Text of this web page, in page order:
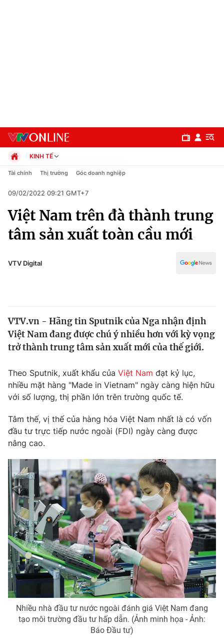
Chuyên mục
Chính trị
Thế giới
Thế giới đó đây
Câu chuyện quốc tế
Kinh tế
Tài chính
Thị trường
Góc doanh nghiệp
Dữ liệu và đời sống
Truyền hình
Hậu trường
Nhân vật
Khán giả
Giải sao mai
Giải trí
Điện ảnh
Âm nhạc
Sao
Đời sống
Du lịch
Làm đẹp
Chất lượng cuộc sống
Giáo dục
Tuyển sinh
Học trực tuyến
Công nghệ
Hitech Công nghệ tương lai
Sản phẩm
Thị trường
Giao lưu trực tuyến
Lịch phát sóng
KINH TẾ
Chính trị
Pháp luật
Kinh tế
Thể thao
Truyền hình
Y tế
Tài chính Thị trường Góc doanh nghiệp
09/02/2022 09:21 GMT+7
Việt Nam trên đà thành trung
tâm sản xuất toàn cầu mới
VTV Digital
VTV.vn - Hãng tin Sputnik của Nga nhận định
Việt Nam đang được chú ý nhiều hơn với kỳ vọng
trở thành trung tâm sản xuất mới của thế giới.
Theo Sputnik, xuất khẩu của Việt Nam đạt kỷ lục,
nhiều mặt hàng "Made in Vietnam" ngày càng hiện hữu
với số lượng, thị phần lớn trên trường quốc tế.
Tâm thế, vị thế của hàng hóa Việt Nam nhất là có vốn
đầu tư trực tiếp nước ngoài (FDI) ngày càng được
nâng cao.
Nhiều nhà đầu tư nước ngoài đánh giá Việt Nam đang
tạo môi trường đầu tư hấp dẫn. (Ảnh minh họa - Ảnh:
Báo Đầu tư)